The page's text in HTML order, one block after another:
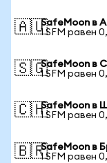
🇦🇺SafeMoon в
1 SFM равен
🇸🇬SafeMoon в
1 SFM равен
🇨🇭SafeMoon в
1 SFM равен
🇧🇷SafeMoon в
1 SFM равен